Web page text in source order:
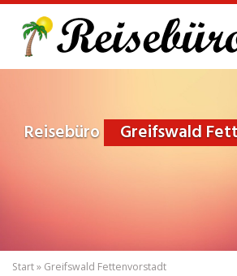
main
Reisebüro Greifswald
Start» Greifswald Fettenvorstadt